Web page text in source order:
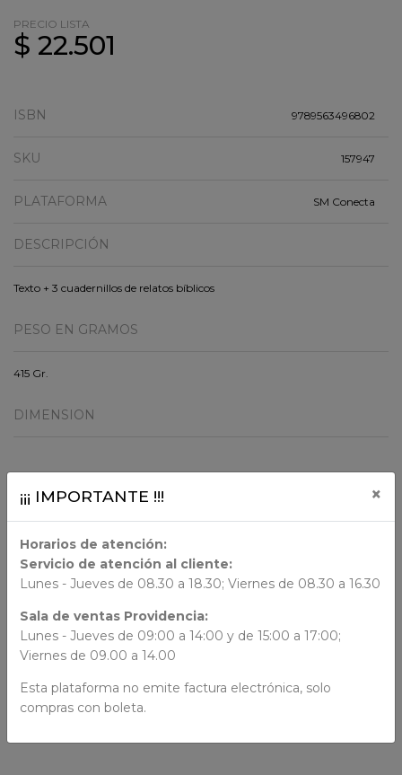
PRECIO LISTA
$ 22.501
ISBN 9789563496802
SKU 157947
PLATAFORMA SM Conecta
DESCRIPCIÓN
Texto + 3 cuadernillos de relatos bíblicos
PESO EN GRAMOS
415 Gr.
DIMENSION
AUTORES
¡¡¡ IMPORTANTE !!! ×
Horarios de atención:
Servicio de atención al cliente:
Lunes - Jueves de 08.30 a 18.30; Viernes de 08.30 a 16.30
Sala de ventas Providencia:
Lunes - Jueves de 09:00 a 14:00 y de 15:00 a 17:00;
Viernes de 09.00 a 14.00
Esta plataforma no emite factura electrónica, solo
compras con boleta.